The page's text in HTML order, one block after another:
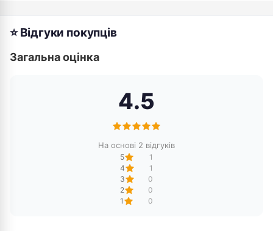
⭐ Відгуки покупців
Загальна оцінка
4.5
На основі 2 відгуків
5
1
4
1
3
0
2
0
1
0